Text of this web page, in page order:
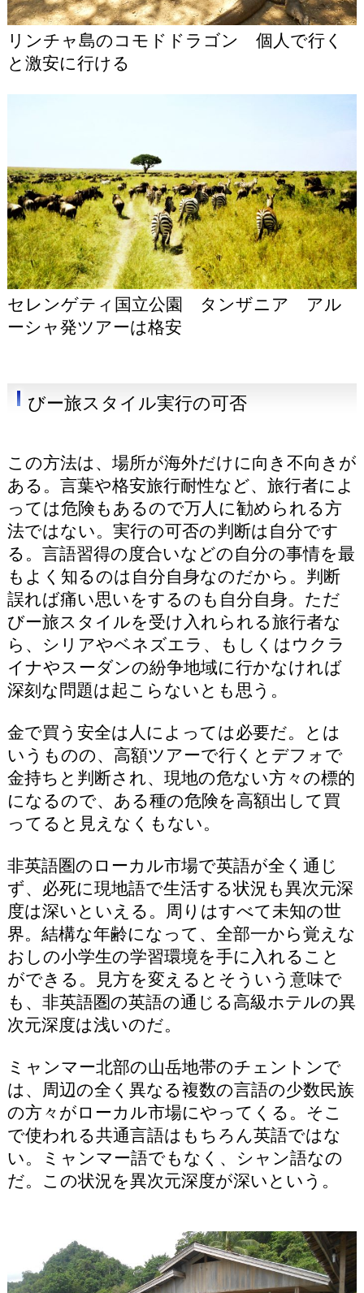
リンチャ島のコモドドラゴン 個人で行く
と激安に行ける
セレンゲティ国立公園 タンザニア アル
ーシャ発ツアーは格安
びー旅スタイル実行の可否
この方法は、場所が海外だけに向き不向きが
ある。言葉や格安旅行耐性など、旅行者によ
っては危険もあるので万人に勧められる方
法ではない。実行の可否の判断は自分です
る。言語習得の度合いなどの自分の事情を最
もよく知るのは自分自身なのだから。判断
誤れば痛い思いをするのも自分自身。ただ
びー旅スタイルを受け入れられる旅行者な
ら、シリアやベネズエラ、もしくはウクラ
イナやスーダンの紛争地域に行かなければ
深刻な問題は起こらないとも思う。
金で買う安全は人によっては必要だ。とは
いうものの、高額ツアーで行くとデフォで
金持ちと判断され、現地の危ない方々の標的
になるので、ある種の危険を高額出して買
ってると見えなくもない。
非英語圏のローカル市場で英語が全く通じ
ず、必死に現地語で生活する状況も異次元深
度は深いといえる。周りはすべて未知の世
界。結構な年齢になって、全部一から覚えな
おしの小学生の学習環境を手に入れること
ができる。見方を変えるとそういう意味で
も、非英語圏の英語の通じる高級ホテルの異
次元深度は浅いのだ。
ミャンマー北部の山岳地帯のチェントンで
は、周辺の全く異なる複数の言語の少数民族
の方々がローカル市場にやってくる。そこ
で使われる共通言語はもちろん英語ではな
い。ミャンマー語でもなく、シャン語なの
だ。この状況を異次元深度が深いという。